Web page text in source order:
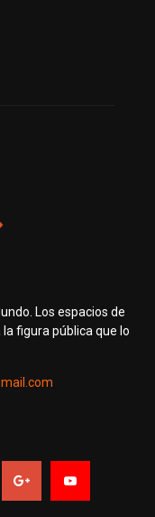
Los espacios de
figura pública que lo